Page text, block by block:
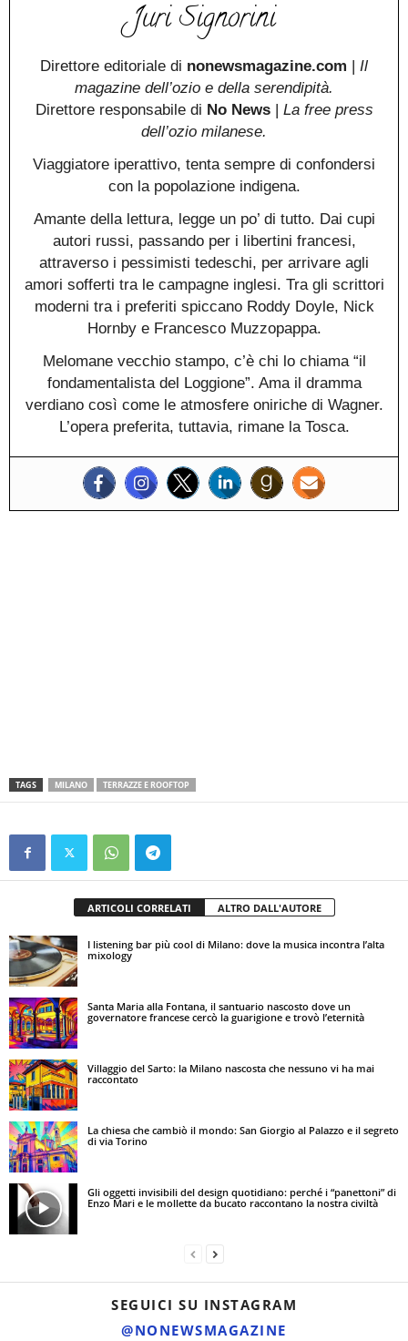
Juri Signorini
Direttore editoriale di nonewsmagazine.com | Il
magazine dell’ozio e della serendipità.
Direttore responsabile di No News| La free press
dell’ozio milanese.
Viaggiatore iperattivo, tenta sempre di confondersi
con la popolazione indigena.
Amante della lettura, legge un po’ di tutto. Dai cupi
autori russi, passando per i libertini francesi,
attraverso i pessimisti tedeschi, per arrivare agli
amori sofferti tra le campagne inglesi. Tra gli scrittori
moderni tra i preferiti spiccano Roddy Doyle, Nick
Hornby e Francesco Muzzopappa.
Melomane vecchio stampo, c’è chi lo chiama “il
fondamentalista del Loggione”. Ama il dramma
verdiano così come le atmosfere oniriche di Wagner.
L’opera preferita, tuttavia, rimane la Tosca.
TAGS MILANO TERRAZZE E ROOFTOP
ARTICOLI CORRELATI ALTRO DALL'AUTORE
I listening bar più cool di Milano: dove la musica incontra l’alta
mixology
Santa Maria alla Fontana, il santuario nascosto dove un
governatore francese cercò la guarigione e trovò l’eternità
Villaggio del Sarto: la Milano nascosta che nessuno vi ha mai
raccontato
La chiesa che cambiò il mondo: San Giorgio al Palazzo e il segreto
di via Torino
Gli oggetti invisibili del design quotidiano: perché i “panettoni” di
Enzo Mari e le mollette da bucato raccontano la nostra civiltà
SEGUICI SU INSTAGRAM
@NONEWSMAGAZINE